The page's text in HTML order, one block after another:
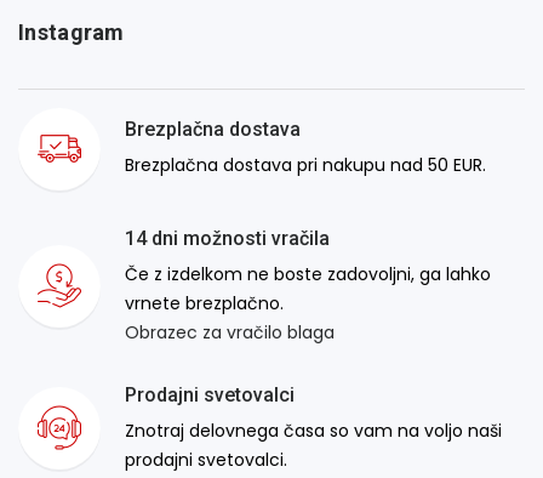
Instagram
Brezplačna dostava
Brezplačna dostava pri nakupu nad 50 EUR.
14 dni možnosti vračila
Če z izdelkom ne boste zadovoljni, ga lahko
vrnete brezplačno.
Obrazec za vračilo blaga
Prodajni svetovalci
Znotraj delovnega časa so vam na voljo naši
prodajni svetovalci.